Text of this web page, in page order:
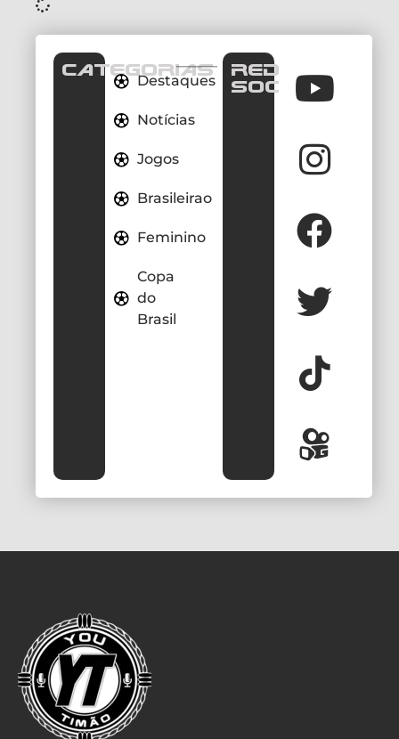
CATEGORIAS
Destaques
Notícias
Jogos
Brasileirao
Feminino
Copa
do
Brasil
REDES
SOCIAIS